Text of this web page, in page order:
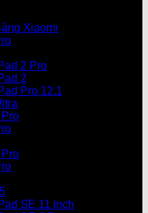
Xiaomi
2 Pro
2
Pro 12.1
SE 11 inch